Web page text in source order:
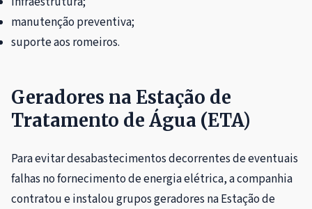
manutenção preventiva;
suporte aos romeiros.
Geradores na Estação de
Tratamento de Água (ETA)
Para evitar desabastecimentos decorrentes de eventuais
falhas no fornecimento de energia elétrica, a companhia
contratou e instalou grupos geradores na Estação de